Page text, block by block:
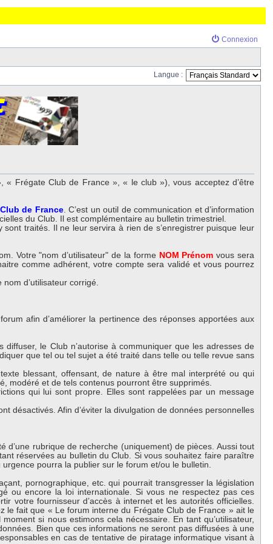
Connexion
Langue :
Frégate Club de France », « le club »), vous acceptez d’être
de France. C’est un outil de communication et d’information
du Club. Il est complémentaire au bulletin trimestriel.
traités. Il ne leur servira à rien de s’enregistrer puisque leur
Votre "nom d’utilisateur" de la forme NOM Prénom vous sera
comme adhérent, votre compte sera validé et vous pourrez
d’utilisateur corrigé.
afin d’améliorer la pertinence des réponses apportées aux
le Club n’autorise à communiquer que les adresses de
que tel ou tel sujet a été traité dans telle ou telle revue sans
blessant, offensant, de nature à être mal interprété ou qui
modéré et de tels contenus pourront être supprimés.
qui lui sont propre. Elles sont rappelées par un message
désactivés. Afin d’éviter la divulgation de données personnelles
rubrique de recherche (uniquement) de pièces. Aussi tout
réservées au bulletin du Club. Si vous souhaitez faire paraître
pourra la publier sur le forum et/ou le bulletin.
pornographique, etc. qui pourrait transgresser la législation
ou encore la loi internationale. Si vous ne respectez pas ces
votre fournisseur d’accès à internet et les autorités officielles.
le fait que « Le forum interne du Frégate Club de France » ait le
si nous estimons cela nécessaire. En tant qu’utilisateur,
Bien que ces informations ne seront pas diffusées à une
en cas de tentative de piratage informatique visant à